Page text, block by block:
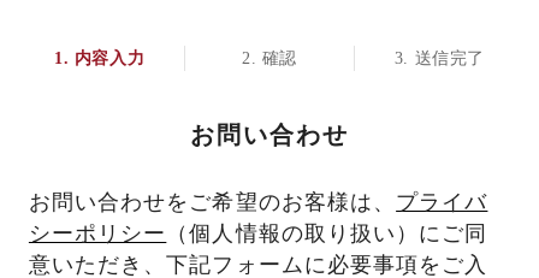
内容入力 確認 送信完了
お問い合わせ
お問い合わせをご希望のお客様は、 プライバ
シーポリシー
（個人情報の取り扱い）にご同
意いただき、下記フォームに必要事項をご入